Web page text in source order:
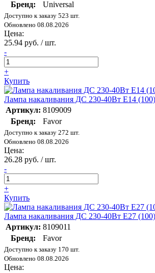
Бренд:
Universal
Доступно к заказу 523 шт.
Обновлено 08.08.2026
Цена:
25.94 руб. / шт.
-
+
Купить
Лампа накаливания ДС 230-40Вт E14
Артикул: 8109009
Бренд:
Favor
Доступно к заказу 272 шт.
Обновлено 08.08.2026
Цена:
26.28 руб. / шт.
-
+
Купить
Лампа накаливания ДС 230-40Вт E27 (100)
Артикул: 8109011
Бренд:
Favor
Доступно к заказу 170 шт.
Обновлено 08.08.2026
Цена: